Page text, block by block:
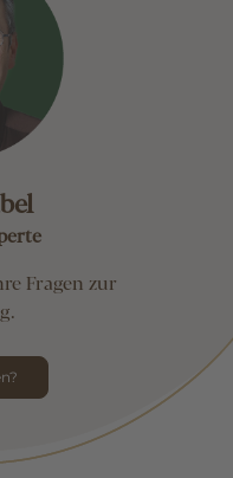
Fragen zur